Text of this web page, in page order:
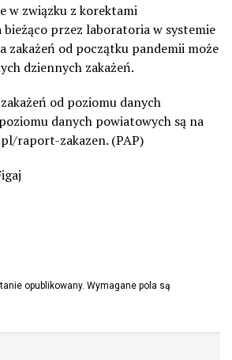
w związku z korektami
przez laboratoria w systemie
zakażeń od początku pandemii może
dziennych zakażeń.
od poziomu danych
danych powiatowych są na
raport-zakazen. (PAP)
opublikowany. Wymagane pola są